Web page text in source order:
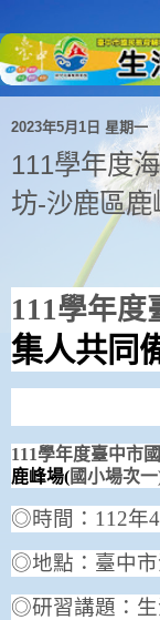
2023年5月1日 星期一
111學年度
坊-沙鹿區鹿
111學年度
集人共同
111學年度臺中市
鹿峰場(國小場次一
◎時間： 112年4
◎地點：臺中
◎研習講題：生